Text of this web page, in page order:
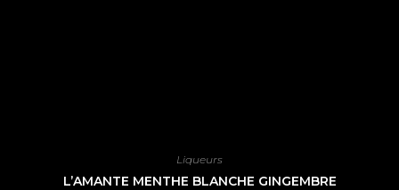
Liqueurs
L’AMANTE MENTHE BLANCHE GINGEMBRE